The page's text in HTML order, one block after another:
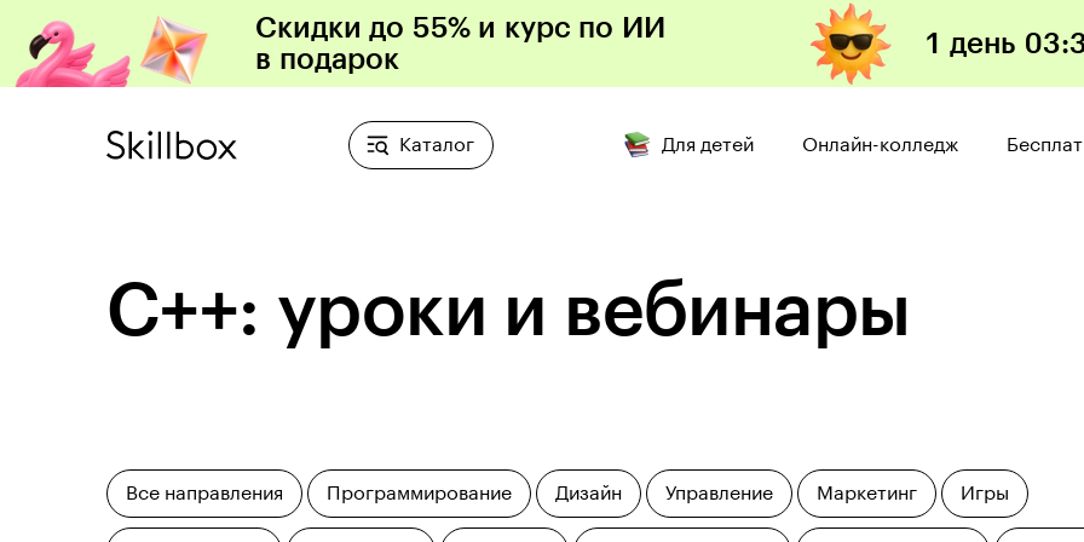
Скидки до 55% и курс по ИИ
в подарок
1 день
Каталог Для детей Онлайн-колледж
C++: уроки и вебинары
Все направления Программирование Дизайн Управление Маркетинг Игры